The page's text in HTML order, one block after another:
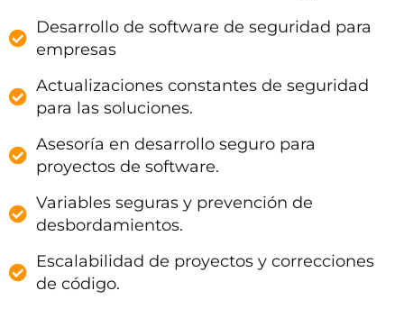
Desarrollo de software de seguridad para
empresas
Actualizaciones constantes de seguridad
para las soluciones.
Asesoría en desarrollo seguro para
proyectos de software.
Variables seguras y prevención de
desbordamientos.
Escalabilidad de proyectos y correcciones
de código.